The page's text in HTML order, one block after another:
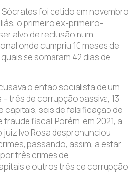
foi detido em novembro
o primeiro ex-primeiro-
alvo de reclusão num
onde cumpriu 10 meses de
se somaram 42 dias de
o então socialista de um
três de corrupção passiva, 13
capitais, seis de falsificação de
fiscal. Porém, em 2021, a
Ivo Rosa despronunciou
passando, assim, a estar
três crimes de
e outros três de corrupção